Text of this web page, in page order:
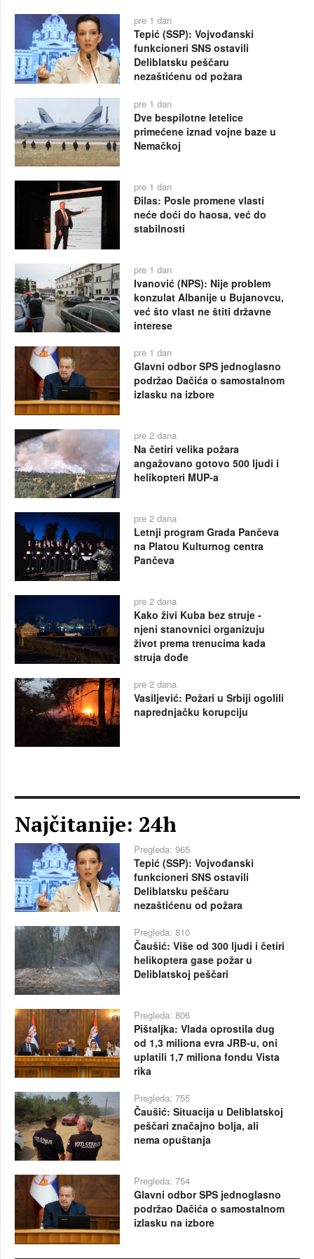
pre 1 dan
Tepić (SSP): Vojvođanski
funkcioneri SNS ostavili
Deliblatsku peščaru
nezaštićenu od požara
pre 1 dan
Dve bespilotne letelice
primećene iznad vojne baze u
Nemačkoj
pre 1 dan
Đilas: Posle promene vlasti
neće doći do haosa, već do
stabilnosti
pre 1 dan
Ivanović (NPS): Nije problem
konzulat Albanije u Bujanovcu,
već što vlast ne štiti državne
interese
pre 1 dan
Glavni odbor SPS jednoglasno
podržao Dačića o samostalnom
izlasku na izbore
pre 2 dana
Na četiri velika požara
angažovano gotovo 500 ljudi i
helikopteri MUP-a
pre 2 dana
Letnji program Grada Pančeva
na Platou Kulturnog centra
Pančeva
pre 2 dana
Kako živi Kuba bez struje -
njeni stanovnici organizuju
život prema trenucima kada
struja dođe
pre 2 dana
Vasiljević: Požari u Srbiji ogolili
naprednjačku korupciju
Najčitanije: 24h
Pregleda: 965
Tepić (SSP): Vojvođanski
funkcioneri SNS ostavili
Deliblatsku peščaru
nezaštićenu od požara
Pregleda: 810
Čaušić: Više od 300 ljudi i četiri
helikoptera gase požar u
Deliblatskoj peščari
Pregleda: 806
Pištaljka: Vlada oprostila dug
od 1,3 miliona evra JRB-u, oni
uplatili 1,7 miliona fondu Vista
rika
Pregleda: 755
Čaušić: Situacija u Deliblatskoj
peščari značajno bolja, ali
nema opuštanja
Pregleda: 754
Glavni odbor SPS jednoglasno
podržao Dačića o samostalnom
izlasku na izbore